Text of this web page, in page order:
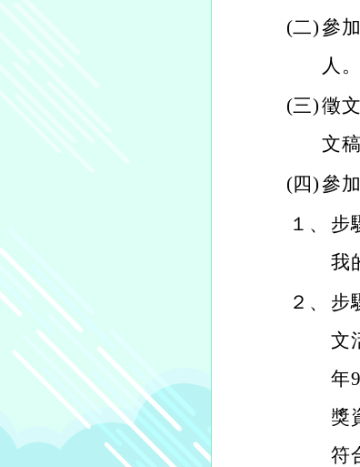
(二)參
人。
(三)徵
文
(四)參
１、
步
我
２、
步
文
年
獎
符